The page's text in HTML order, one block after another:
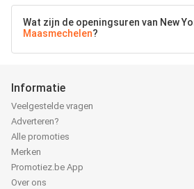
Wat zijn de openingsuren van New
Maasmechelen?
Informatie
Veelgestelde vragen
Adverteren?
Alle promoties
Merken
Promotiez.be App
Over ons